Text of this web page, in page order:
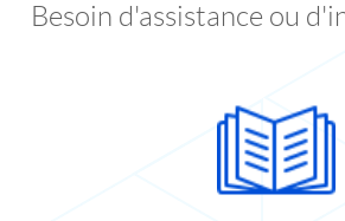
Besoin d'assistance ou